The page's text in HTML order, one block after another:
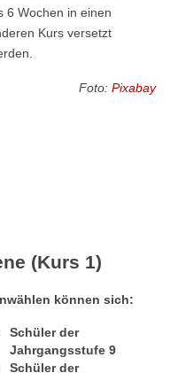
6 Wochen in einen
Kurs versetzt
Foto: Pixabay
(Kurs 1)
können sich:
Schüler der
Jahrgangsstufe 9
Schüler der